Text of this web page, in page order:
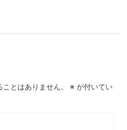
とはありません。 ※ が付いてい